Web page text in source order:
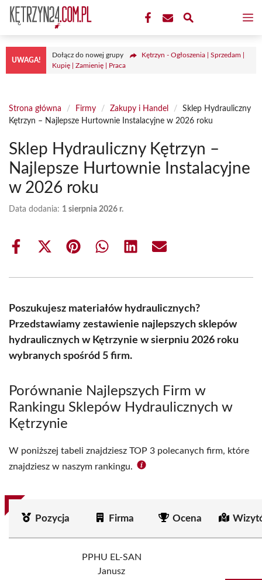
Przejdź
treści
UWAGA!
Dołącz do nowej grupy
Kętrzyn - Ogłoszenia | Sprzedam |
Kupię | Zamienię | Praca
Strona główna / Firmy / Zakupy i Handel /
Sklep Hydrauliczny
Kętrzyn – Najlepsze Hurtownie Instalacyjne w 2026 roku
Sklep Hydrauliczny Kętrzyn –
Najlepsze Hurtownie Instalacyjne
w 2026 roku
Data dodania: 1 sierpnia 2026 r.
Share
Share
(Twitter)
Share Share Share Share
Poszukujesz materiałów hydraulicznych?
Przedstawiamy zestawienie najlepszych sklepów
hydraulicznych w Kętrzynie w sierpniu 2026 roku
wybranych spośród 5 firm.
Porównanie Najlepszych Firm w
Rankingu Sklepów Hydraulicznych w
Kętrzynie
W poniższej tabeli znajdziesz TOP 3 polecanych firm, które
znajdziesz w naszym rankingu.
Pozycja Firma Ocena
PPHU EL-SAN
Janusz